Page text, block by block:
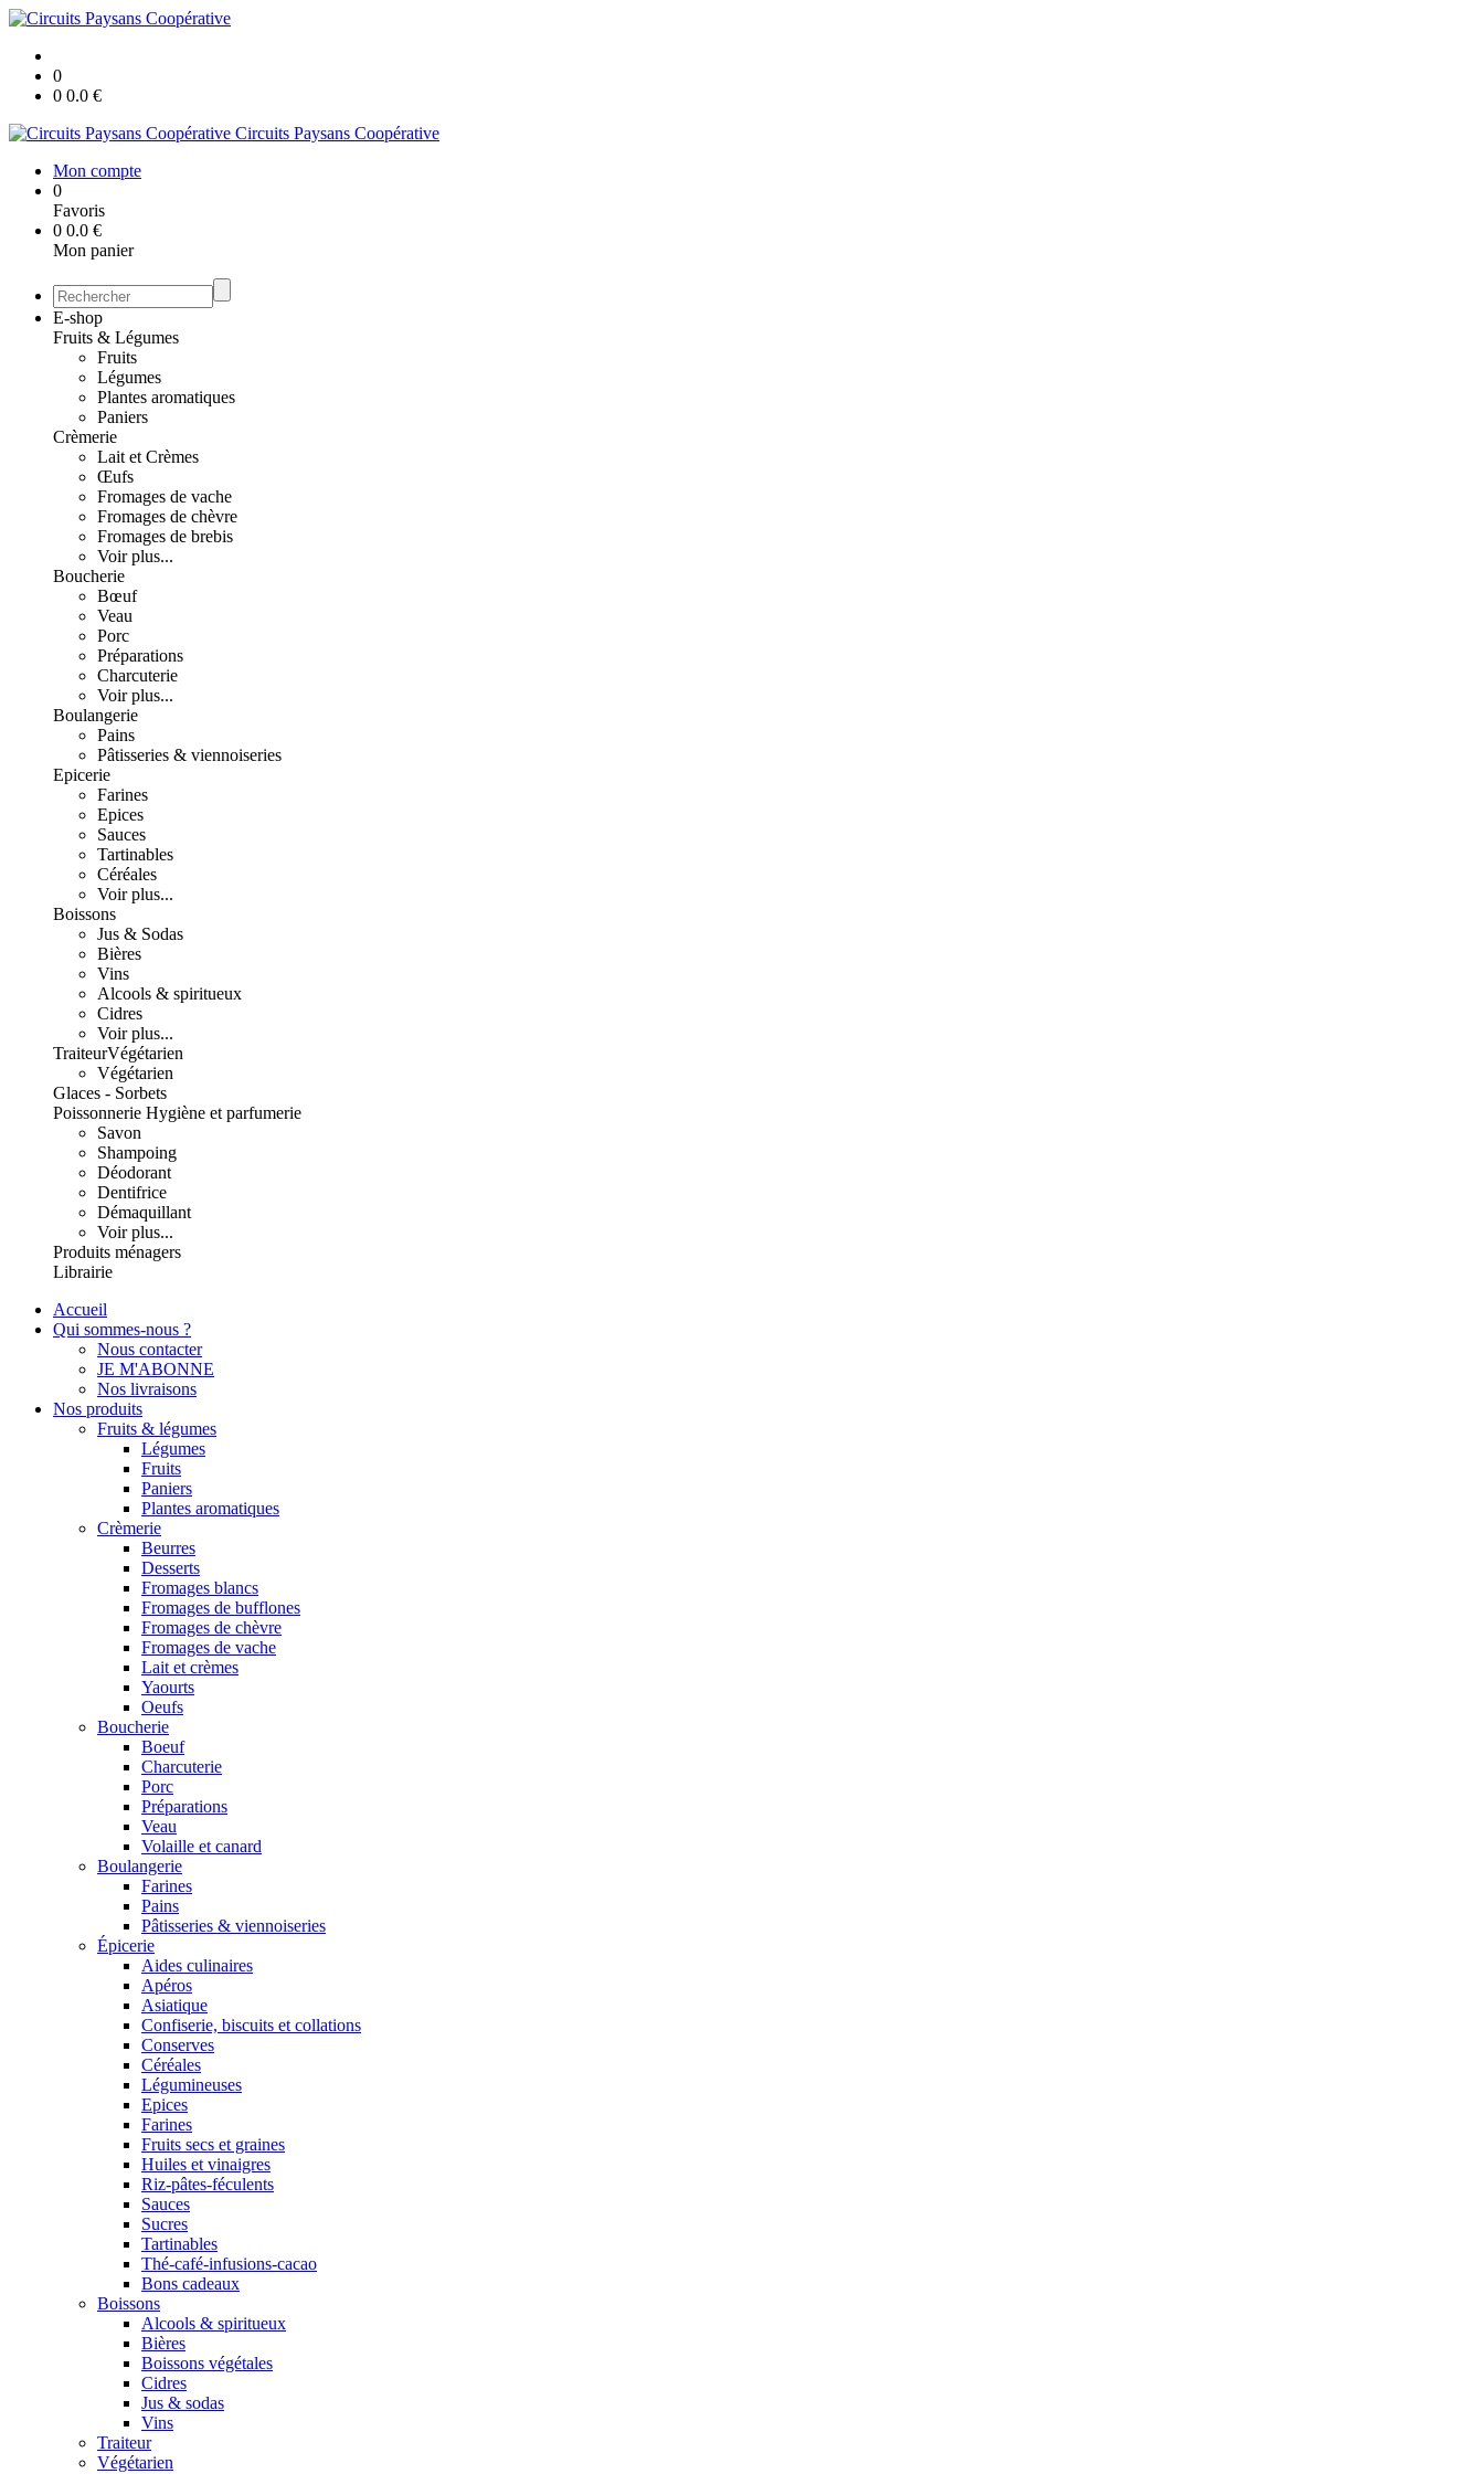
0
0 0.0 €
Circuits Paysans Coopérative
Mon compte
0
Favoris
0 0.0 €
Mon panier
E-shop
Fruits & Légumes
Fruits
Légumes
Plantes aromatiques
Paniers
Crèmerie
Lait et Crèmes
Œufs
Fromages de vache
Fromages de chèvre
Fromages de brebis
Voir plus...
Boucherie
Bœuf
Veau
Porc
Préparations
Charcuterie
Voir plus...
Boulangerie
Pains
Pâtisseries & viennoiseries
Epicerie
Farines
Epices
Sauces
Tartinables
Céréales
Voir plus...
Boissons
Jus & Sodas
Bières
Vins
Alcools & spiritueux
Cidres
Voir plus...
TraiteurVégétarien
Végétarien
Glaces - Sorbets
Poissonnerie Hygiène et parfumerie
Savon
Shampoing
Déodorant
Dentifrice
Démaquillant
Voir plus...
Produits ménagers
Librairie
Accueil
Qui sommes-nous ?
Nous contacter
JE M'ABONNE
Nos livraisons
Nos produits
Fruits & légumes
Légumes
Fruits
Paniers
Plantes aromatiques
Crèmerie
Beurres
Desserts
Fromages blancs
Fromages de bufflones
Fromages de chèvre
Fromages de vache
Lait et crèmes
Yaourts
Oeufs
Boucherie
Boeuf
Charcuterie
Porc
Préparations
Veau
Volaille et canard
Boulangerie
Farines
Pains
Pâtisseries & viennoiseries
Épicerie
Aides culinaires
Apéros
Asiatique
Confiserie, biscuits et collations
Conserves
Céréales
Légumineuses
Epices
Farines
Fruits secs et graines
Huiles et vinaigres
Riz-pâtes-féculents
Sauces
Sucres
Tartinables
Thé-café-infusions-cacao
Bons cadeaux
Boissons
Alcools & spiritueux
Bières
Boissons végétales
Cidres
Jus & sodas
Vins
Traiteur
Végétarien